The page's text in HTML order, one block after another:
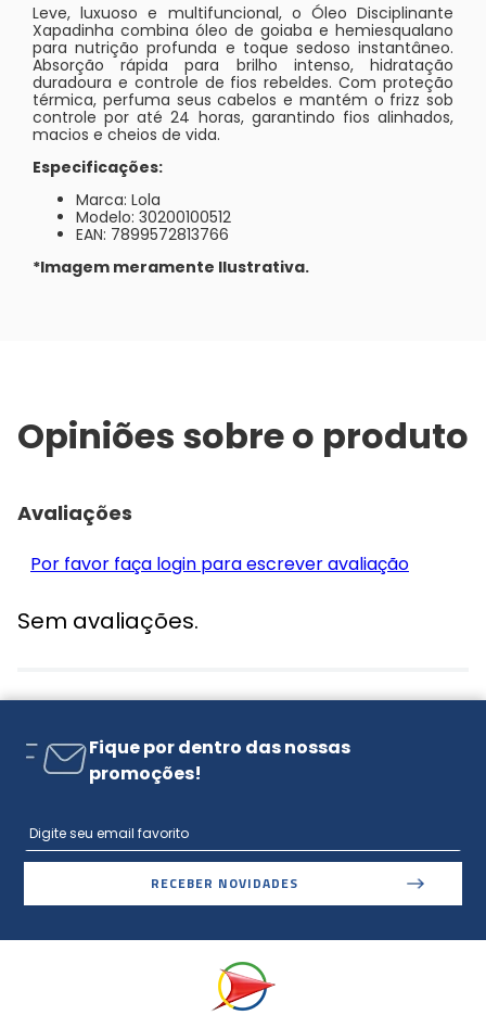
Leve, luxuoso e multifuncional, o Óleo Disciplinante
Xapadinha combina óleo de goiaba e hemiesqualano
para nutrição profunda e toque sedoso instantâneo.
Absorção rápida para brilho intenso, hidratação
duradoura e controle de fios rebeldes. Com proteção
térmica, perfuma seus cabelos e mantém o frizz sob
controle por até 24 horas, garantindo fios alinhados,
macios e cheios de vida.
Especificações:
Marca: Lola
Modelo: 30200100512
EAN: 7899572813766
*Imagem meramente Ilustrativa.
Opiniões sobre o produto
Avaliações
Por favor faça login para escrever avaliação
Sem avaliações.
Fique por dentro das nossas
promoções!
RECEBER NOVIDADES